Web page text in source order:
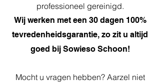
professioneel gereinigd.
Wij werken met een 30 dagen 100%
tevredenheidsgarantie, zo zit u altijd
goed bij Sowieso Schoon!
Mocht u vragen hebben? Aarzel niet